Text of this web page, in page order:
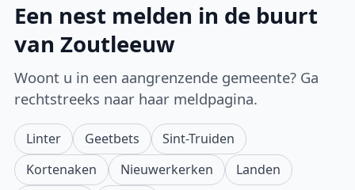
Een nest melden in de buurt
van Zoutleeuw
Woont u in een aangrenzende gemeente? Ga
rechtstreeks naar haar meldpagina.
Linter Geetbets
Sint-Truiden
Kortenaken
Nieuwerkerken
Landen